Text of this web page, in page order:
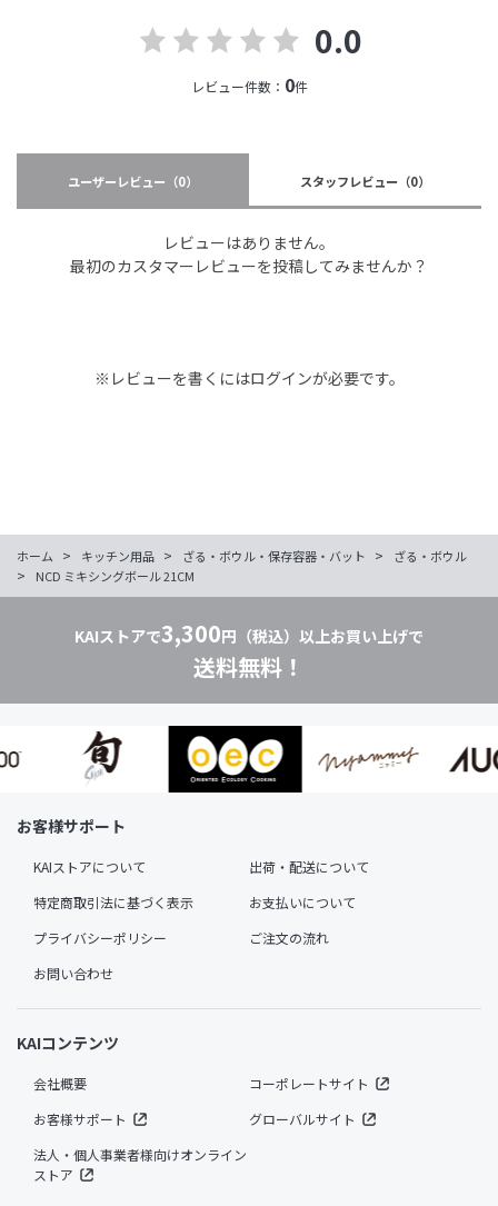
0.0
レビュー件数： 0件
ユーザーレビュー （0） スタッフレビュー （0）
レビューはありません。
最初のカスタマーレビューを投稿してみませんか？
※レビューを書くにはログインが必要です。
ホーム > キッチン用品 > ざる・ボウル・保存容器・バット > ざる・ボウル
> NCD ミキシングボール 21CM
KAIストアで3,300円（税込）以上お買い上げで
送料無料！
お客様サポート
KAIストアについて
出荷・配送について
特定商取引法に基づく表示
お支払いについて
プライバシーポリシー
ご注文の流れ
お問い合わせ
KAIコンテンツ
会社概要
コーポレートサイト
お客様サポート
グローバルサイト
法人・個人事業者様向けオンライン
ストア